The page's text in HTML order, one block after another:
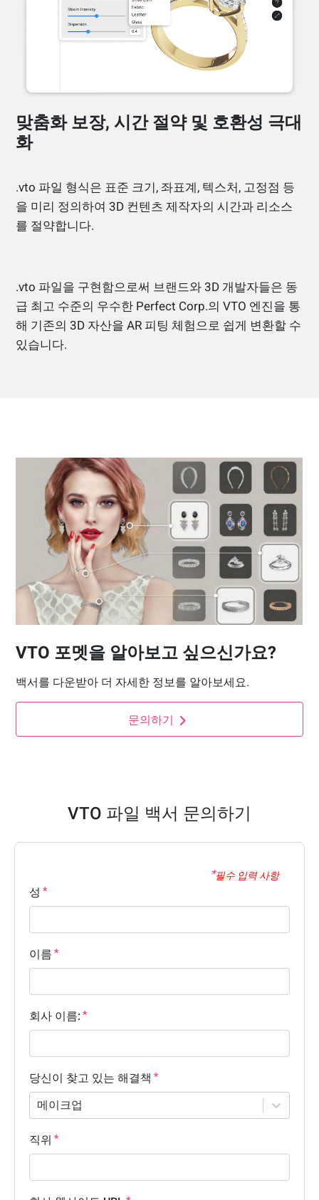
맞춤화 보장, 시간 절약 및 호환성 극대
화
.vto 파일 형식은 표준 크기, 좌표계, 텍스처, 고정점 등
을 미리 정의하여 3D 컨텐츠 제작자의 시간과 리소스
를 절약합니다.
.vto 파일을 구현함으로써 브랜드와 3D 개발자들은 동
급 최고 수준의 우수한 Perfect Corp.의 VTO 엔진을 통
해 기존의 3D 자산을 AR 피팅 체험으로 쉽게 변환할 수
있습니다.
VTO 포멧을 알아보고 싶으신가요?
백서를 다운받아 더 자세한 정보를 알아보세요.
문의하기
VTO 파일 백서 문의하기
필수 입력 사항
성
이름
회사 이름:
당신이 찾고 있는 해결책
메이크업
직위